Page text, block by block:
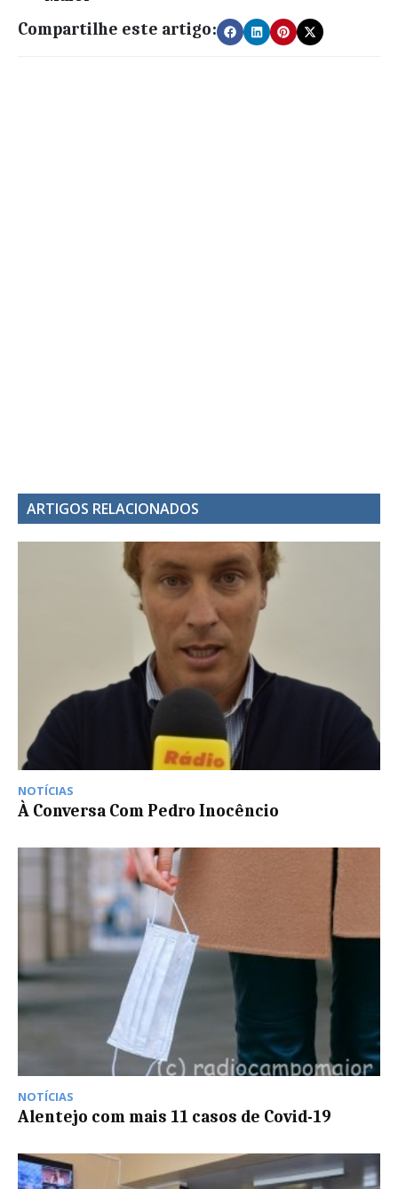
Compartilhe este artigo:
ARTIGOS RELACIONADOS
NOTÍCIAS
À Conversa Com Pedro Inocêncio
NOTÍCIAS
Alentejo com mais 11 casos de Covid-19